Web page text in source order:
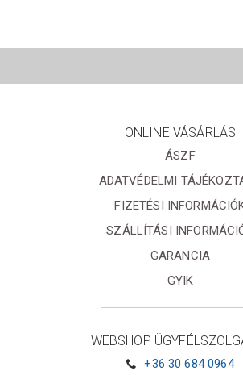
ONLINE VÁSÁRLÁS
ÁSZF
ADATVÉDELMI
FIZETÉSI
SZÁLLÍTÁSI
GARANCIA
GYIK
WEBSHOP
+36 30 684 0964